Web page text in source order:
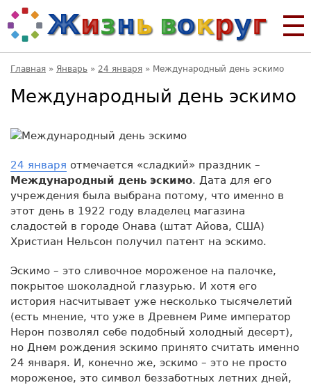
Главная » Январь » 24 января » Международный день эскимо
Международный день эскимо
24 января отмечается «сладкий» праздник –
Международный день эскимо. Дата для его
учреждения была выбрана потому, что именно в
этот день в 1922 году владелец магазина
сладостей в городе Онава (штат Айова, США)
Христиан Нельсон получил патент на эскимо.
Эскимо – это сливочное мороженое на палочке,
покрытое шоколадной глазурью. И хотя его
история насчитывает уже несколько тысячелетий
(есть мнение, что уже в Древнем Риме император
Нерон позволял себе подобный холодный десерт),
но Днем рождения эскимо принято считать именно
24 января. И, конечно же, эскимо – это не просто
мороженое, это символ беззаботных летних дней,